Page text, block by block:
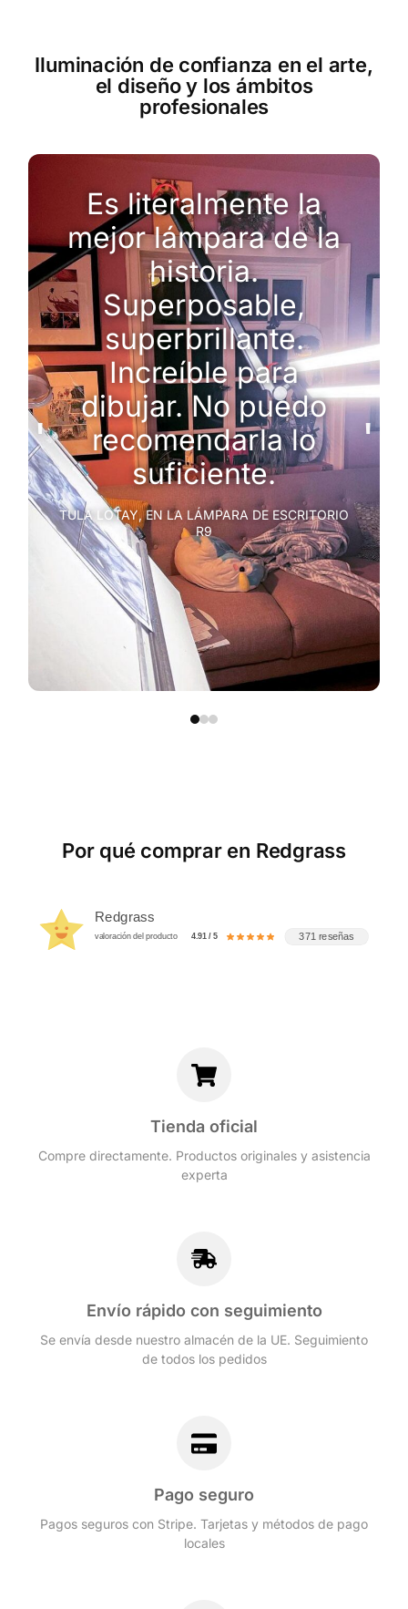
Iluminación de confianza en el arte,
el diseño y los ámbitos
profesionales
'
Es literalmente la
mejor lámpara de la
historia.
Superposable,
superbrillante.
Increíble para
dibujar. No puedo
recomendarla lo
suficiente.
TULA LOTAY, EN LA LÁMPARA DE ESCRITORIO
R9
'
Por qué comprar en Redgrass
Redgrass
valoración del producto 4.91 / 5 371 reseñas
Tienda oficial
Compre directamente. Productos originales y asistencia
experta
Envío rápido con seguimiento
Se envía desde nuestro almacén de la UE. Seguimiento
de todos los pedidos
Pago seguro
Pagos seguros con Stripe. Tarjetas y métodos de pago
locales